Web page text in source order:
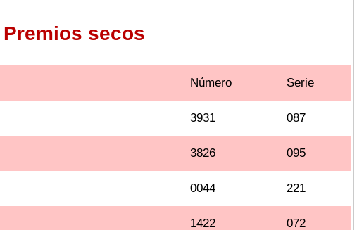
Premios secos
Número Serie
3931 087
3826 095
0044 221
1422 072